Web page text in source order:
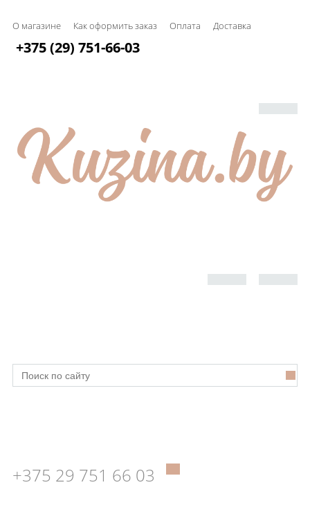
О магазине Как оформить заказ Оплата Доставка
+375 (29) 751-66-03
+375 29 751 66 03